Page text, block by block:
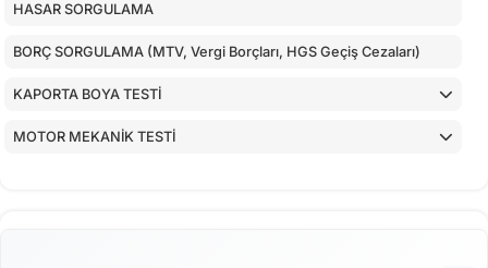
HASAR SORGULAMA
BORÇ SORGULAMA (MTV, Vergi Borçları, HGS Geçiş Cezaları)
KAPORTA BOYA TESTİ
MOTOR MEKANİK TESTİ